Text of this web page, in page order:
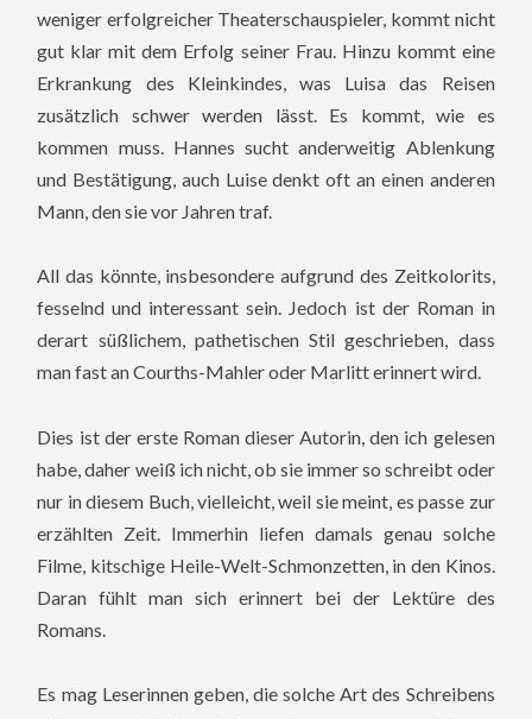
weniger erfolgreicher Theaterschauspieler, kommt nicht
gut klar mit dem Erfolg seiner Frau. Hinzu kommt eine
Erkrankung des Kleinkindes, was Luisa das Reisen
zusätzlich schwer werden lässt. Es kommt, wie es
kommen muss. Hannes sucht anderweitig Ablenkung
und Bestätigung, auch Luise denkt oft an einen anderen
Mann, den sie vor Jahren traf.
All das könnte, insbesondere aufgrund des Zeitkolorits,
fesselnd und interessant sein. Jedoch ist der Roman in
derart süßlichem, pathetischen Stil geschrieben, dass
man fast an Courths-Mahler oder Marlitt erinnert wird.
Dies ist der erste Roman dieser Autorin, den ich gelesen
habe, daher weiß ich nicht, ob sie immer so schreibt oder
nur in diesem Buch, vielleicht, weil sie meint, es passe zur
erzählten Zeit. Immerhin liefen damals genau solche
Filme, kitschige Heile-Welt-Schmonzetten, in den Kinos.
Daran fühlt man sich erinnert bei der Lektüre des
Romans.
Es mag Leserinnen geben, die solche Art des Schreibens